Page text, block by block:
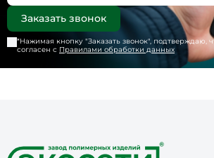
*Нажимая кнопку "Заказать звонок", подтверждаю,
согласен с Правилами обработки данных